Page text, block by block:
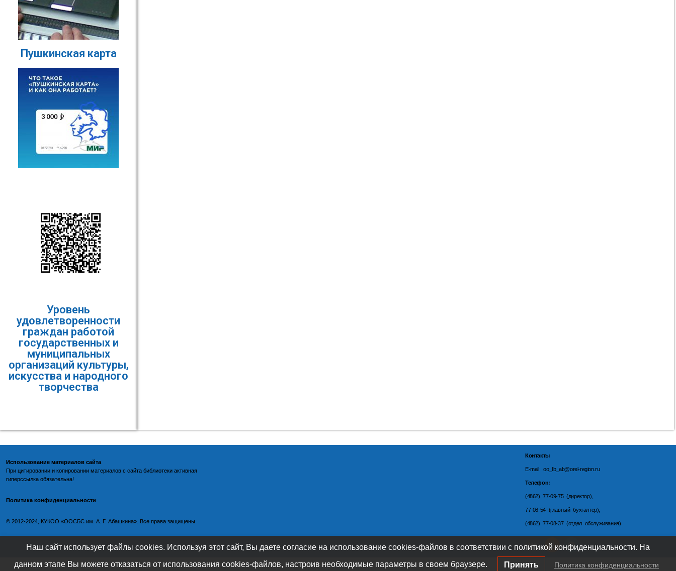
Пушкинская карта
Уровень
удовлетворенности
граждан работой
государственных и
муниципальных
организаций культуры,
искусства и народного
творчества
Использование материалов сайта
При цитировании и копировании материалов с сайта библиотеки активная
гиперссылка обязательна!
Политика конфиденциальности
©️ 2012-2024, КУКОО «ООСБС им. А. Г. Абашкина». Все права защищены.
Контакты
E-mail: oo_lib_ab@orel-region.ru
Телефон:
(4862) 77-09-75 (директор),
77-08-54 (главный бухгалтер),
(4862) 77-08-37 (отдел обслуживания)
Наш сайт использует файлы cookies. Используя этот сайт, Вы даете согласие на использование cookies-файлов в соответствии с политикой конфиденциальности. На
данном этапе Вы можете отказаться от использования cookies-файлов, настроив необходимые параметры в своем браузере. Принять Политика конфиденциальности